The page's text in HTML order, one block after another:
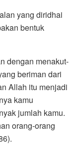
yang diridhai
bentuk
dengan menakut-
beriman dari
Allah itu menjadi
kamu
jumlah kamu.
orang-orang